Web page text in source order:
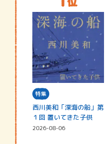
特集
西川美和「深海の船」第
１回 置いてきた子供
2026-08-06